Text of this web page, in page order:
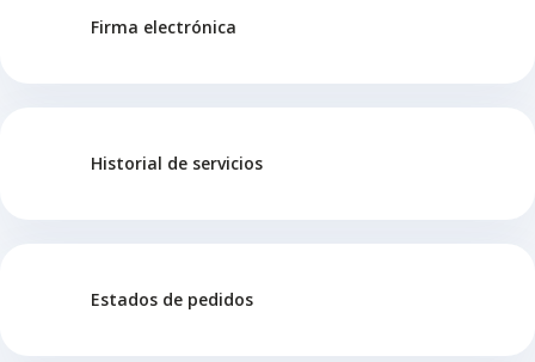
Firma electrónica
Historial de servicios
Estados de pedidos